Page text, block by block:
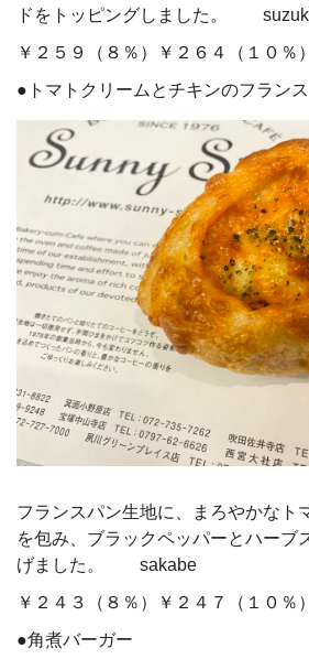
ドをトッピングしました。
￥２５９（８％）￥２６４（１０％）
●トマトクリームとチキンのフランス
フランスパン生地に、まろやかなト
を包み、ブラックペッパーとハーブ
げました。 sakabe
￥２４３（８％）￥２４７（１０％）
●角煮バーガー